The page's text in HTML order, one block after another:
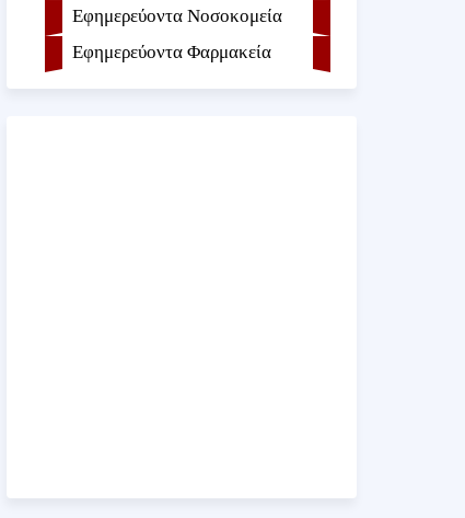
Εφημερεύοντα Νοσοκομεία
Εφημερεύοντα Φαρμακεία